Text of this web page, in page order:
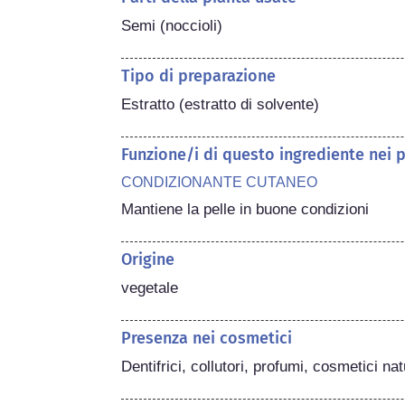
Semi (noccioli)
Tipo di preparazione
Estratto (estratto di solvente)
Funzione/i di questo ingrediente nei
CONDIZIONANTE CUTANEO
Mantiene la pelle in buone condizioni
Origine
vegetale
Presenza nei cosmetici
Dentifrici, collutori, profumi, cosmetici